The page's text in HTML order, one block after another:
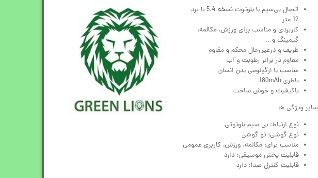
اتصال بی‌سیم با بلوتوث نسخه 5.4 با برد
12 متر
کاربردی و مناسب برای ورزش، مکالمه،
گیمینگ و…
ظریف و درعین‌حال محکم و مقاوم
مقاوم در برابر رطوبت و آب
مناسب با ارگونومی بدن انسان
باطری 180mAh
باکیفیت و خوش ساخت
سایر ویژگی ها
نوع ارتباط: بی سیم بلوتوثی
نوع گوشی: تو گوشی
مناسب برای: مکالمه، ورزش، کاربری عمومی
قابلیت پخش موسیقی: دارد
قابلیت کنترل صدا: دارد